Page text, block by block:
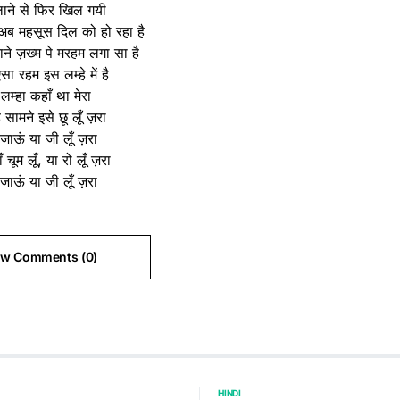
से फिर खिल गयी
महसूस दिल को हो रहा है
ज़ख्म पे मरहम लगा सा है
रहम इस लम्हे में है
कहाँ था मेरा
सामने इसे छू लूँ ज़रा
या जी लूँ ज़रा
चूम लूँ, या रो लूँ ज़रा
या जी लूँ ज़रा
Comments (0)
HINDI